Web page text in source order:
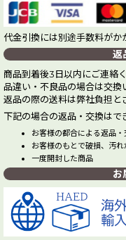
代金引換には別途手数料がか
返
商品到着後3日以内にご連絡く
品違い・不良品の場合は交換
返品の際の送料は弊社負担と
下記の場合の返品・交換はで
お客様の都合による返品・
お客様のもとで破損、汚
一度開封した商品
お